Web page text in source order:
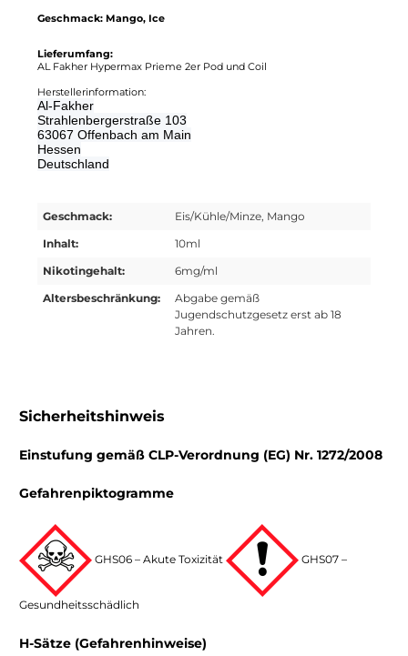
Geschmack: Mango, Ice
Lieferumfang:
AL Fakher Hypermax Prieme 2er Pod und Coil
Herstellerinformation:
Al-Fakher
Strahlenbergerstraße 103
63067 Offenbach am Main
Hessen
Deutschland
Geschmack:
Eis/Kühle/Minze, Mango
Inhalt:
10ml
Nikotingehalt:
6mg/ml
Altersbeschränkung:
Abgabe gemäß
Jugendschutzgesetz erst ab 18
Jahren.
Sicherheitshinweis
Einstufung gemäß CLP-Verordnung (EG) Nr. 1272/2008
Gefahrenpiktogramme
GHS06 – Akute Toxizität GHS07 –
Gesundheitsschädlich
H-Sätze (Gefahrenhinweise)